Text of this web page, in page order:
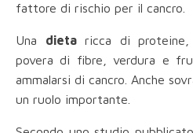
fattore di rischio per il cancro.
Una dietaricca di proteine,
povera di fibre, verdura e
ammalarsi di cancro. Anche
un ruolo importante.